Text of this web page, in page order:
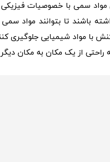
مواد سمی با خصوصیات
باشند تا بتوانند مواد
مواد شیمیایی جلوگیری
راحتی از یک مکان به مکان